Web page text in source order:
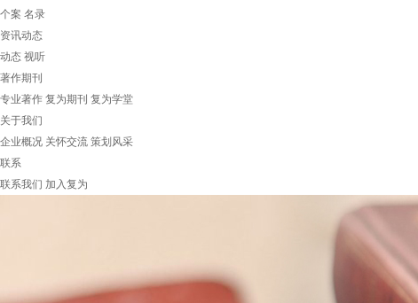
个案 名录
资讯动态
动态 视听
著作期刊
专业著作 复为期刊 复为学堂
关于我们
企业概况 关怀交流 策划风采
联系
联系我们 加入复为